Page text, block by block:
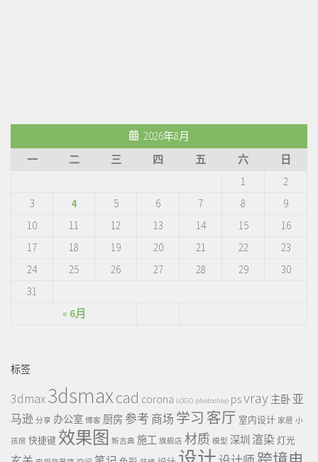
2026年8月
一
二 三 四 五 六 日
« 6月
1
2
3
4 5 6 7 8
9
10
11 12 13 14 15
16
17
18 19 20 21 22
23
24
25 26 27 28 29
30
31
标签
3dmax3dsmaxcad corona LOGO photoshop psvray 主卧 亚
马逊 分享 办公室 博客 厨房 参考 商场 学习 客厅 室内设计 家居 小
孩房 快捷键 效果图 新古典 施工 旗舰店 材质 模型 深圳 渲染 灯光